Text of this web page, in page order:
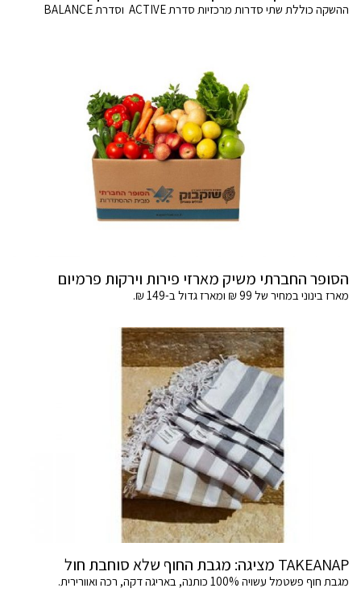
ההשקה כוללת שתי סדרות מרכזיות סדרת ACTIVE וסדרת BALANCE
הסופר החברתי משיק מארזי פירות וירקות פרמיום
מארז בינוני במחיר של 99 ₪ ומארז גדול ב-149 ₪.
TAKEANAP מציגה: מגבת החוף שלא סוחבת חול
מגבת חוף פשטמל עשויה 100% כותנה, באריגה דקה, רכה ואוורירית.